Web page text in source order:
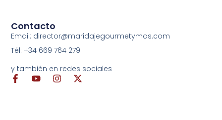
Contacto
Email: director@maridajegourmetymas.com
Tél: +34 669 764 279
y también en redes sociales